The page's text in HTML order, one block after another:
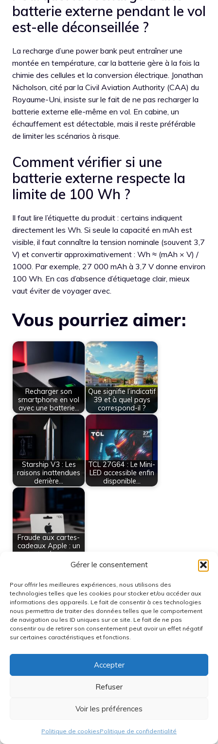
Gérer le consentement
Pour offrir les meilleures expériences, nous utilisons des
technologies telles que les cookies pour stocker et/ou accéder aux
informations des appareils. Le fait de consentir à ces technologies
nous permettra de traiter des données telles que le comportement
de navigation ou les ID uniques sur ce site. Le fait de ne pas
consentir ou de retirer son consentement peut avoir un effet négatif
sur certaines caractéristiques et fonctions.
Accepter
Refuser
Voir les préférences
Politique de cookiesPolitique de confidentialité
batterie externe pendant le vol
est-elle déconseillée ?
La recharge d’une power bank peut entraîner une
montée en température, car la batterie gère à la fois la
chimie des cellules et la conversion électrique. Jonathan
Nicholson, cité par la Civil Aviation Authority (CAA) du
Royaume-Uni, insiste sur le fait de ne pas recharger la
batterie externe elle-même en vol. En cabine, un
échauffement est détectable, mais il reste préférable
de limiter les scénarios à risque.
Comment vérifier si une
batterie externe respecte la
limite de 100 Wh ?
Il faut lire l’étiquette du produit : certains indiquent
directement les Wh. Si seule la capacité en mAh est
visible, il faut connaître la tension nominale (souvent 3,7
V) et convertir approximativement : Wh ≈ (mAh × V) /
1000. Par exemple, 27 000 mAh à 3,7 V donne environ
100 Wh. En cas d’absence d’étiquetage clair, mieux
vaut éviter de voyager avec.
Vous pourriez aimer:
Recharger son
smartphone en vol
avec une batterie…
Que signifie l’indicatif
39 et à quel pays
correspond-il ?
Starship V3 : Les
raisons inattendues
derrière…
TCL 27G64 : Le Mini-
LED accessible enfin
disponible…
Fraude aux cartes-
cadeaux Apple : un
vaste réseau…
Catégories
Actualités
Étiquettes
bagage avion,batterie externe oubliée,
déroutement de vol,sécurité aérienne,vol easyjet
à propos de l'auteur Ambre
Blogueuse passionnée de tech et hardware
depuis plus de 10 ans, toujours à l’affût des
dernières nouveautés. Entre benchmarks de
processeurs et tests de gadgets, je partage mon
pour aider la communauté à s’équiper malin et